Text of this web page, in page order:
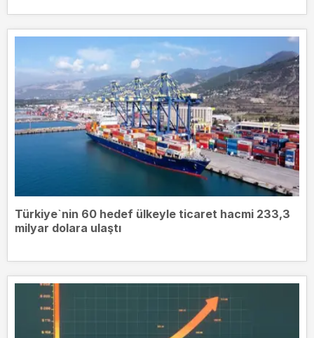
Türkiye`nin 60 hedef ülkeyle ticaret hacmi 233,3
milyar dolara ulaştı